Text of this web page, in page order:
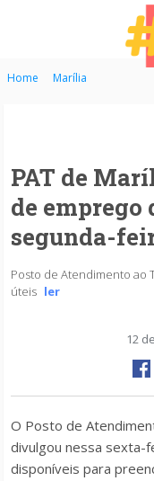
Home Marília
PAT de
de
segunda-
Posto de Atendimento ao
úteis ler
12
O Posto de
divulgou nessa sexta-
disponíveis para